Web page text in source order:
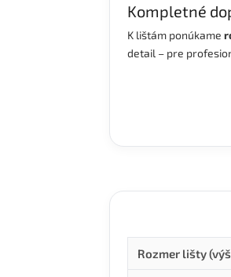
Kompletné
K lištám ponúkame
detail – pre
Rozmer lišty